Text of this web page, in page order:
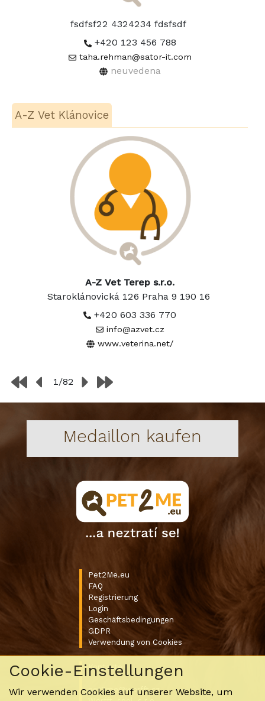
Cookie-Einstellungen
Wir verwenden Cookies auf unserer Website, um
fsdfsf22 4324234 fdsfsdf
+420 123 456 788
taha.rehman@sator-it.com
neuvedena
A-Z Vet Klánovice
A-Z Vet Terep s.r.o.
Staroklánovická 126 Praha 9 190 16
+420 603 336 770
info@azvet.cz
www.veterina.net/
1/82
Medaillon kaufen
Pet2Me.eu
FAQ
Registrierung
Login
Geschäftsbedingungen
GDPR
Verwendung von Cookies
Kontakte
pet2me@werfft.cz